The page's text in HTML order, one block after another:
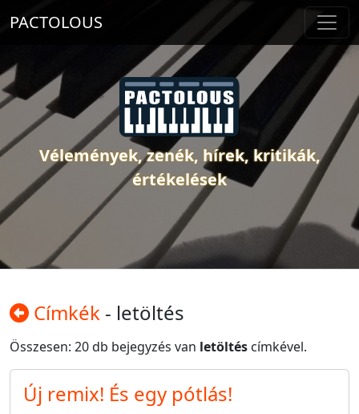
PACTOLOUS
Vélemények, zenék, hírek, kritikák,
értékelések
Címkék - letöltés
Összesen: 20 db bejegyzés van letöltés címkével.
Új remix! És egy pótlás!